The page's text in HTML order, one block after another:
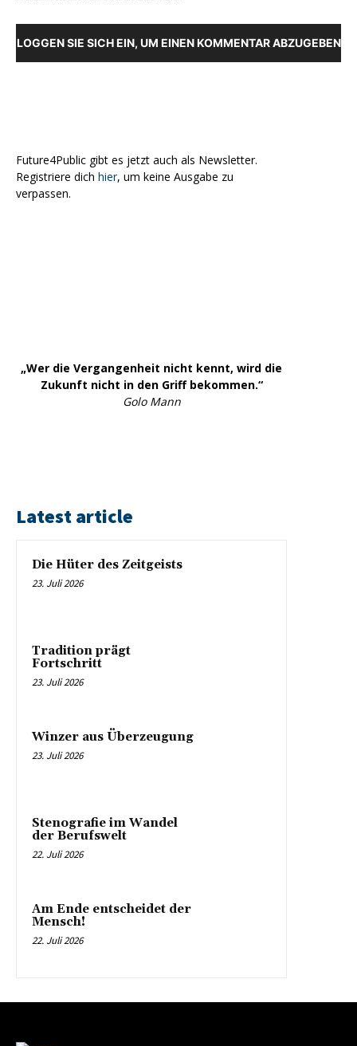
LOGGEN SIE SICH EIN, UM EINEN KOMMENTAR ABZUGEBEN
Future4Public gibt es jetzt auch als Newsletter.
Registriere dich hier, um keine Ausgabe zu
verpassen.
„Wer die Vergangenheit nicht kennt, wird die
Zukunft nicht in den Griff bekommen.“
Golo Mann
Latest article
Die Hüter des Zeitgeists
23. Juli 2026
Tradition prägt
Fortschritt
23. Juli 2026
Winzer aus Überzeugung
23. Juli 2026
Stenografie im Wandel
der Berufswelt
22. Juli 2026
Am Ende entscheidet der
Mensch!
22. Juli 2026